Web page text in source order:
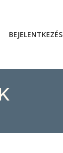
BEJELENTKEZÉS